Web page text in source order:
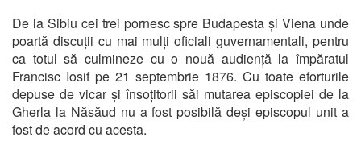
De la Sibiu cei trei pornesc spre Budapesta și Viena unde
poartă discuții cu mai mulți oficiali guvernamentali, pentru
ca totul să culmineze cu o nouă audiență la împăratul
Francisc Iosif pe 21 septembrie 1876. Cu toate eforturile
depuse de vicar și însoțitorii săi mutarea episcopiei de la
Gherla la Năsăud nu a fost posibilă deși episcopul unit a
fost de acord cu acesta.